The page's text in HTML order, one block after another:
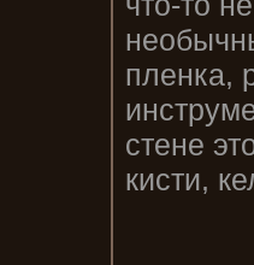
пленка,
стене
кисти,